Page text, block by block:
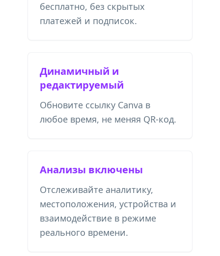
бесплатно, без скрытых
платежей и подписок.
Динамичный и
редактируемый
Обновите ссылку Canva в
любое время, не меняя QR-код.
Анализы включены
Отслеживайте аналитику,
местоположения, устройства и
взаимодействие в режиме
реального времени.